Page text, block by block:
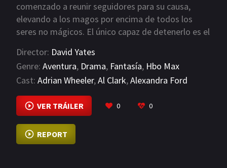
2002 2001
2000 1990
PELICULAS
comenzado a reunir seguidores para su causa,
elevando a los magos por encima de todos los
seres no mágicos. El único capaz de detenerlo es el
Albus Dumbledore.
Director: David Yates
Genre: Aventura, Drama, Fantasía, Hbo Max
Cast: Adrian Wheeler,Al Clark,Alexandra Ford
VIEW MORE
VER TRÁILER 0 0
REPORT